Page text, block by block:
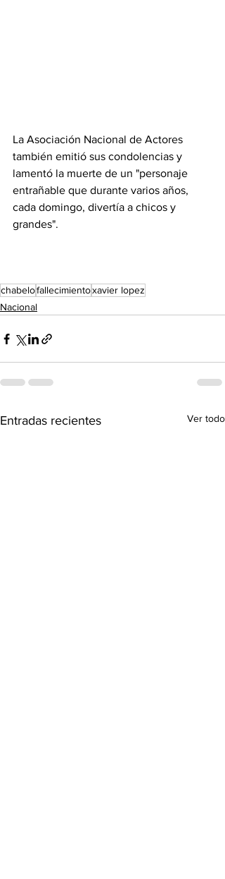
La Asociación Nacional de Actores
también emitió sus condolencias y
lamentó la muerte de un "personaje
entrañable que durante varios años,
cada domingo, divertía a chicos y
grandes".
chabelofallecimientoxavier lopez
Nacional
Entradas recientes Ver todo